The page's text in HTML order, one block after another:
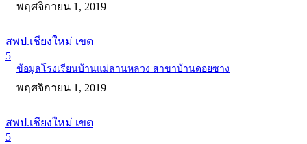
พฤศจิกายน 1, 2019
สพป.เชียงใหม่ เขต
5
ข้อมูลโรงเรียนบ้านแม่ลานหลวง สาขาบ้านดอยซาง
พฤศจิกายน 1, 2019
สพป.เชียงใหม่ เขต
5